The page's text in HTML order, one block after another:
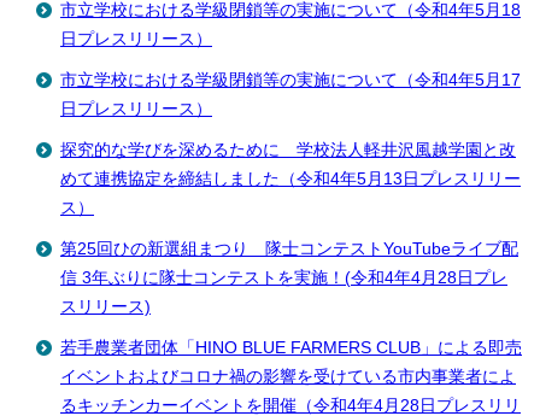
市立学校における学級閉鎖等の実施について（令和4年5月18
日プレスリリース）
市立学校における学級閉鎖等の実施について（令和4年5月17
日プレスリリース）
探究的な学びを深めるために 学校法人軽井沢風越学園と改
めて連携協定を締結しました（令和4年5月13日プレスリリー
ス）
第25回ひの新選組まつり 隊士コンテストYouTubeライブ配
信 3年ぶりに隊士コンテストを実施！(令和4年4月28日プレ
スリリース)
若手農業者団体「HINO BLUE FARMERS CLUB」による即売
イベントおよびコロナ禍の影響を受けている市内事業者によ
るキッチンカーイベントを開催（令和4年4月28日プレスリリ